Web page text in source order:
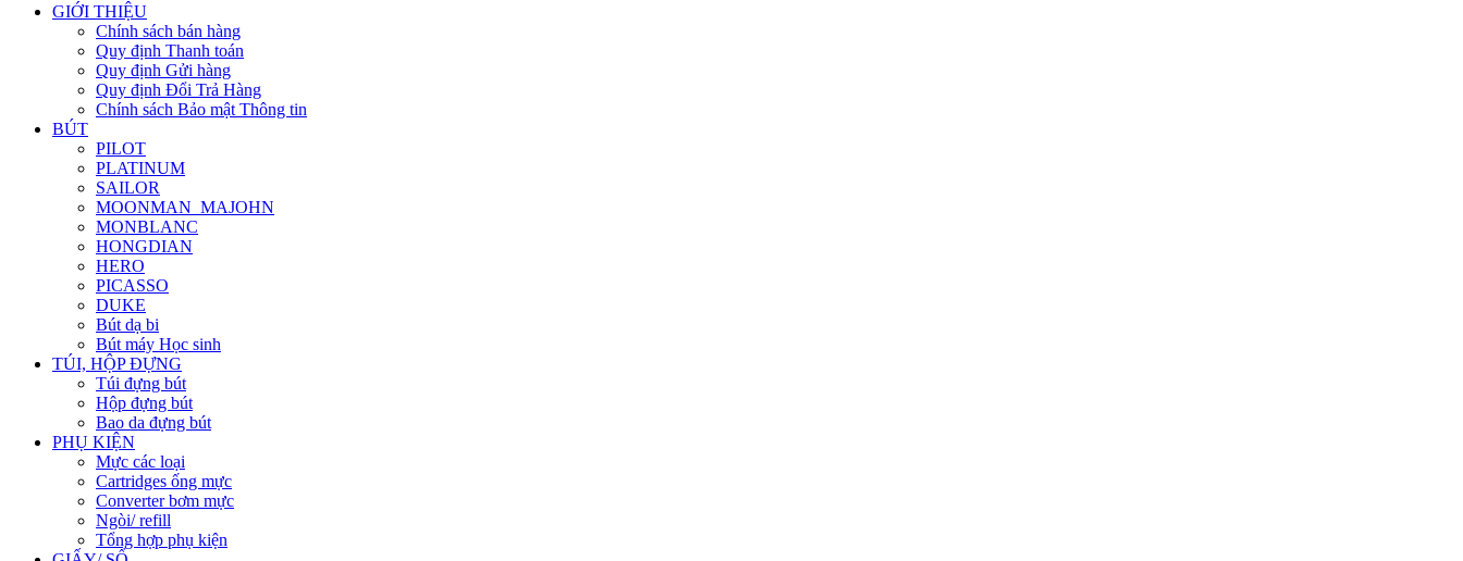
GIỚI THIỆU
Chính sách bán hàng
Quy định Thanh toán
Quy định Gửi hàng
Quy định Đổi Trả Hàng
Chính sách Bảo mật Thông tin
BÚT
PILOT
PLATINUM
SAILOR
MOONMAN_MAJOHN
MONBLANC
HONGDIAN
HERO
PICASSO
DUKE
Bút dạ bi
Bút máy Học sinh
TÚI, HỘP ĐỰNG
Túi đựng bút
Hộp đựng bút
Bao da đựng bút
PHỤ KIỆN
Mực các loại
Cartridges ống mực
Converter bơm mực
Ngòi/ refill
Tổng hợp phụ kiện